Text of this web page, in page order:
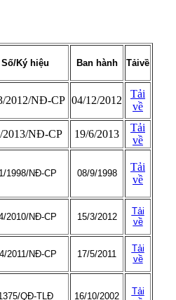
Số/Ký hiệu Ban hành Tảivề
2012/NĐ-CP 04/12/2012
Tải
về
2013/NĐ-CP 19/6/2013
Tải
về
1998/NĐ-CP 08/9/1998
Tải
về
2010/NĐ-CP 15/3/2012
Tải
về
2011/NĐ-CP 17/5/2011
Tải
về
QĐ-TLĐ 16/10/2002
Tải